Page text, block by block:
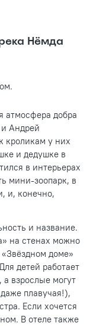
Нёмда
атмосфера добра
и Андрей
кроликам у них
и дедушке в
в интерьерах
мини-зоопарк, в
и, конечно,
и название.
на стенах можно
доме»
детей работает
взрослые могут
плавучая!),
Если хочется
В отеле также